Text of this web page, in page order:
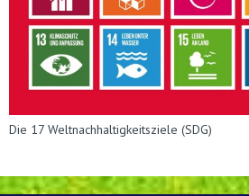
Die 17 Weltnachhaltigkeitsziele (SDG)